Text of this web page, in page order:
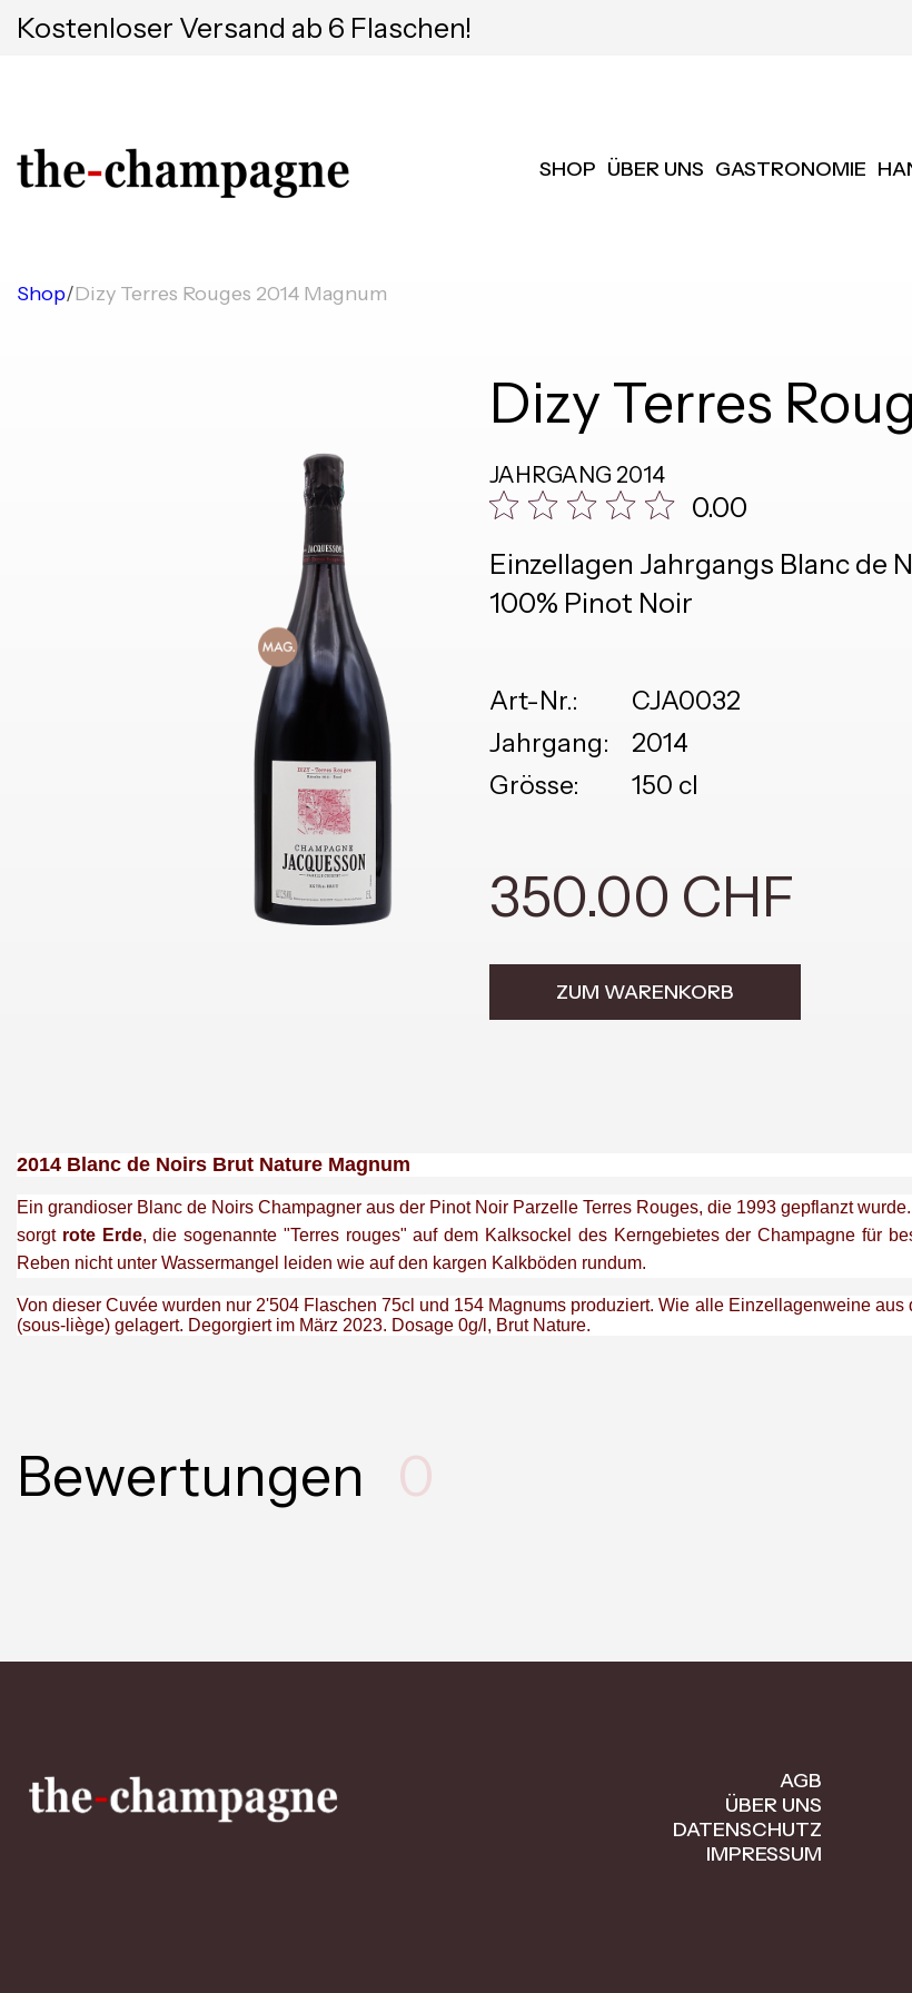
Kostenloser Versand ab 6 Flaschen!
SHOP ÜBER UNS GASTRONOMIE
Shop/Dizy Terres Rouges 2014 Magnum
Dizy Terres
JAHRGANG 2014
0.00
Einzellagen Jahrgangs Blanc
100% Pinot Noir
Art-Nr.:
CJA0032
Jahrgang:
2014
Grösse:
150 cl
350.00 CHF
ZUM WARENKORB
2014 Blanc de Noirs Brut Nature Magnum
Ein grandioser Blanc de Noirs Champagner aus der Pinot Noir Parzelle Terres Rouges, die 1993 gepflanzt
sorgt rote Erde, die sogenannte "Terres rouges" auf dem Kalksockel des Kerngebietes der Champagne für
Reben nicht unter Wassermangel leiden wie auf den kargen Kalkböden rundum.
Von dieser Cuvée wurden nur 2'504 Flaschen 75cl und 154 Magnums produziert.Wie alle Einzellagenweine aus
(sous-liège) gelagert. Degorgiert im März 2023. Dosage 0g/l, Brut Nature.
Bewertungen 0
AGB
ÜBER UNS
DATENSCHUTZ
IMPRESSUM